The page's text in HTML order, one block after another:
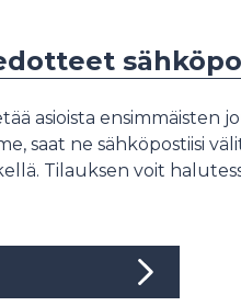
asioista ensimmäisten
saat ne sähköpostiisi
Tilauksen voit